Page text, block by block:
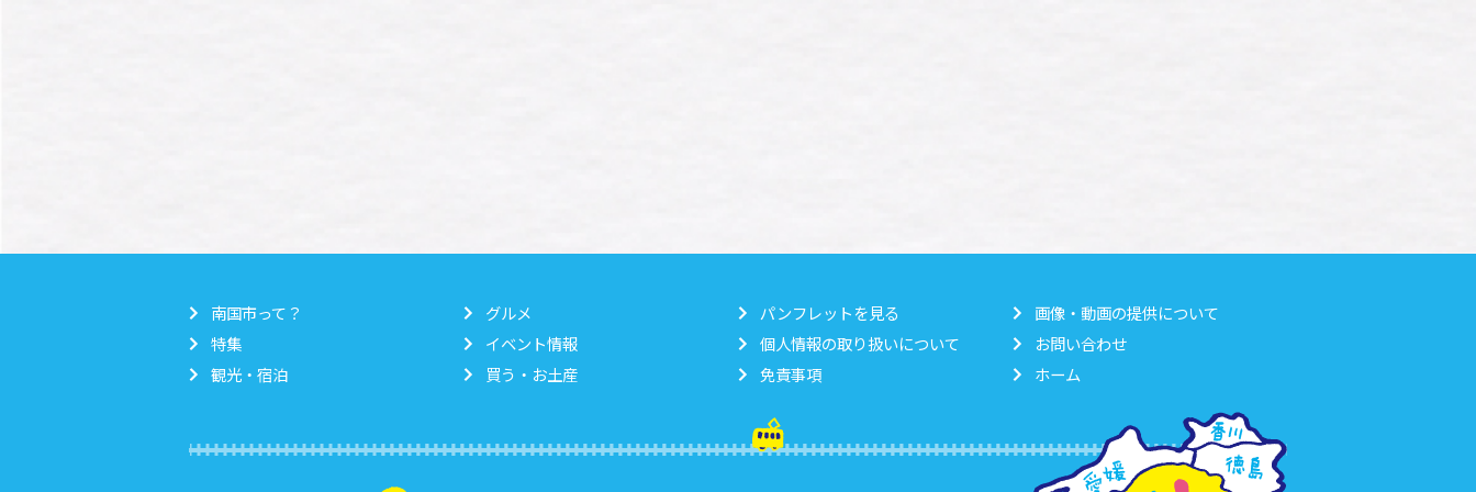
南国市って？
特集
観光・宿泊
グルメ
イベント情報
買う・お土産
パンフレットを見る
個人情報の取り扱いについて
免責事項
画像・動画の提供について
お問い合わせ
ホーム